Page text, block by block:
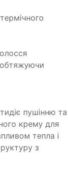
обтяжуючи
пушінню та
крему для
тепла і
з